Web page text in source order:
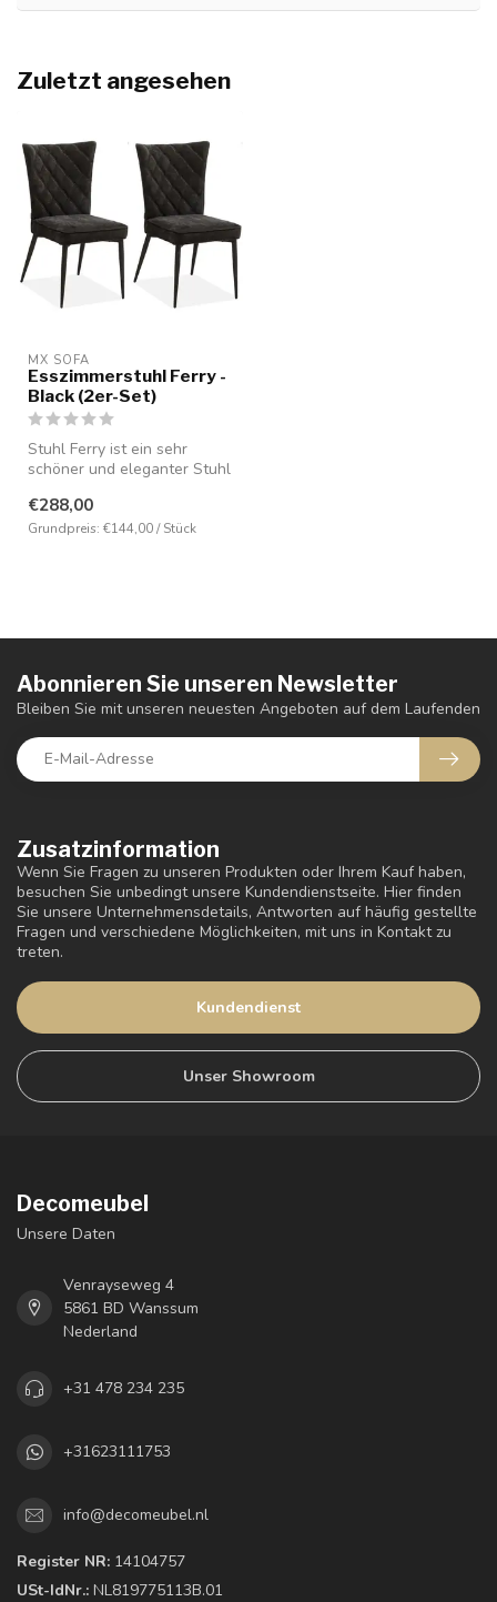
Zuletzt angesehen
MX SOFA
Esszimmerstuhl Ferry -
Black (2er-Set)
Stuhl Ferry ist ein sehr
schöner und eleganter Stuhl
€288,00
Grundpreis: €144,00 / Stück
Zusatzinformation
Wenn Sie Fragen zu unseren Produkten oder Ihrem Kauf haben,
besuchen Sie unbedingt unsere Kundendienstseite. Hier finden
Sie unsere Unternehmensdetails, Antworten auf häufig gestellte
Fragen und verschiedene Möglichkeiten, mit uns in Kontakt zu
treten.
Kundendienst
Unser Showroom
Abonnieren Sie unseren Newsletter
Bleiben Sie mit unseren neuesten Angeboten auf dem Laufenden
Decomeubel
Unsere Daten
Venrayseweg 4
5861 BD Wanssum
Nederland
+31 478 234 235
+31623111753
info@decomeubel.nl
Register NR: 14104757
USt-IdNr.: NL819775113B.01